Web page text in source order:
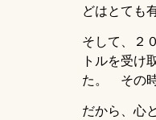
どはとても
そして、２
トルを受け
た。 その時
だから、心